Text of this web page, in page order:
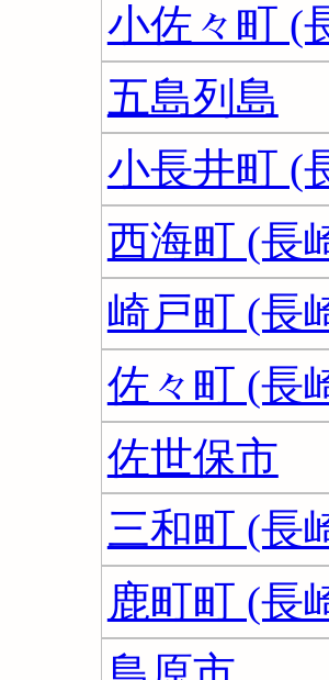
小佐々町 (
五島列島
小長井町 (
西海町 (長
崎戸町 (長
佐々町 (長
佐世保市
三和町 (長
鹿町町 (長